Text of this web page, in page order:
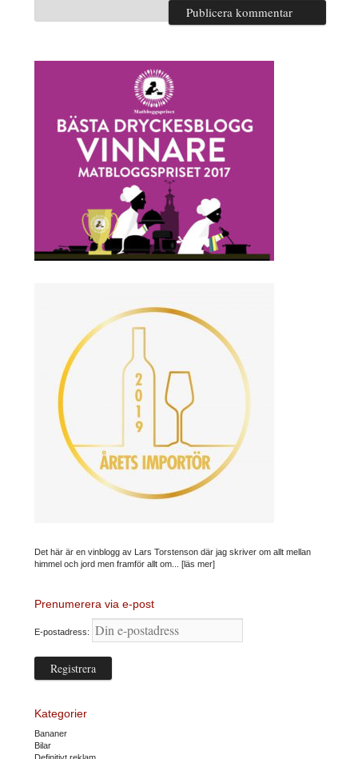
Det här är en vinblogg av Lars Torstenson där jag skriver om allt mellan
himmel och jord men framför allt om... [läs mer]
Prenumerera via e-post
E-postadress:
Kategorier
Bananer
Bilar